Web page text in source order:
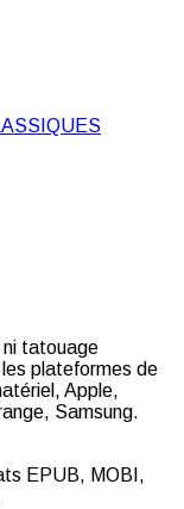
tatouage
plateformes de
Apple,
Samsung.
EPUB, MOBI,